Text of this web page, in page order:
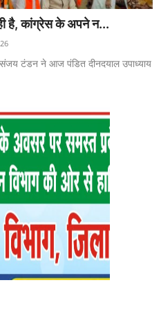
है, कांग्रेस के अपने न...
26
संजय टंडन ने आज पंडित दीनदयाल उपाध्याय